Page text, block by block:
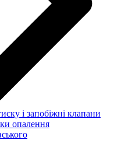
і запобіжні клапани
опалення